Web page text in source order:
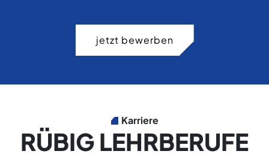
jetzt bewerben
Karriere
RÜBIG LEHRBERUFE